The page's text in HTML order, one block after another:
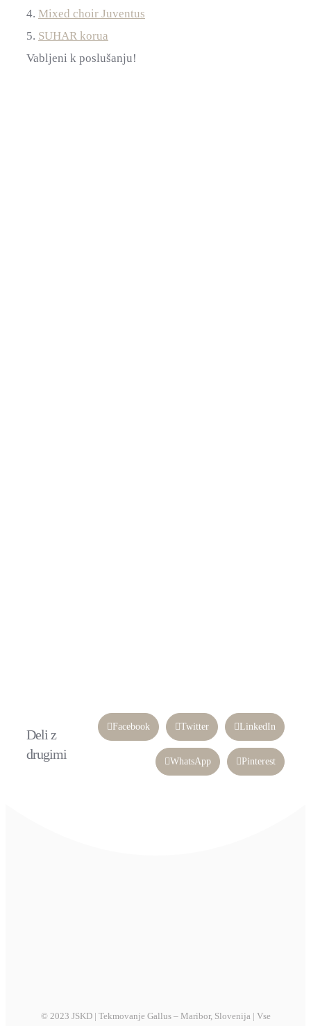
4. Mixed choir Juventus
5. SUHAR korua
Vabljeni k poslušanju!
Deli z
drugimi
Facebook Twitter LinkedIn
WhatsApp Pinterest
© 2023 JSKD | Tekmovanje Gallus – Maribor, Slovenija | Vse